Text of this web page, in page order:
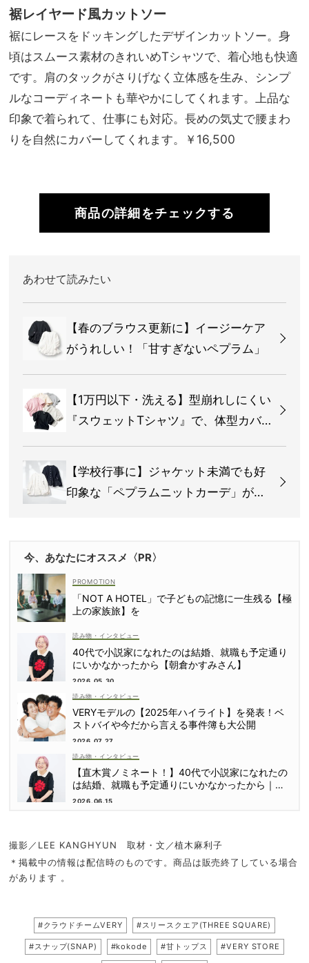
裾レイヤード風カットソー
裾にレースをドッキングしたデザインカットソー。身
頃はスムース素材のきれいめTシャツで、着心地も快適
です。肩のタックがさりげなく立体感を生み、シンプ
ルなコーディネートも華やかにしてくれます。上品な
印象で着られて、仕事にも対応。長めの気丈で腰まわ
りを自然にカバーしてくれます。￥16,500
商品の詳細をチェックする
あわせて読みたい
【春のブラウス更新に】イージーケア
がうれしい！「甘すぎないペプラム」
【1万円以下・洗える】型崩れしにくい
『スウェットTシャツ』で、体型カバ
【学校行事に】ジャケット未満でも好
印象な「ペプラムニットカーデ」が最
今、あなたにオススメ〈PR〉
「NOT A HOTEL」で子どもの記憶に一生残る【極
上の家族旅】を
読み物・インタビュー
40代で小説家になれたのは結婚、就職も予定通り
にいかなかったから【朝倉かすみさん】
2026.05.30
読み物・インタビュー
VERYモデルの【2025年ハイライト】を発表！ベ
ストバイや今だから言える事件簿も大公開
2026.07.27
読み物・インタビュー
【直木賞ノミネート！】40代で小説家になれたの
は結婚、就職も予定通りにいかなかったから｜朝
倉かすみさん
2026.06.15
撮影／LEE KANGHYUN 取材・文／植木麻利子
＊掲載中の情報は配信時のものです。商品は販売終了している場合
があります 。
#クラウドチームVERY #スリースクエア(THREE SQUARE)
#スナップ(SNAP) #kokode #甘トップス #VERY STORE